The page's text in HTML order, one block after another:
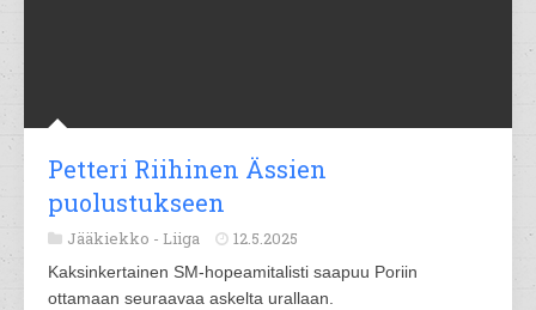
Petteri Riihinen Ässien
puolustukseen
Jääkiekko - Liiga 12.5.2025
Kaksinkertainen SM-hopeamitalisti saapuu Poriin
ottamaan seuraavaa askelta urallaan.